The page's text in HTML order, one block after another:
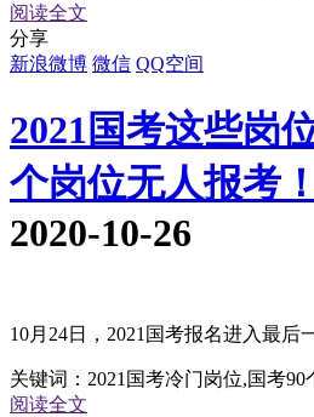
阅读全文
分享
新浪微博 微信 QQ空间
2021国考这些岗
个岗位无人报考！
2020-10-26
10月24日，2021国考报名进入最后
关键词： 2021国考冷门岗位,国考90
阅读全文